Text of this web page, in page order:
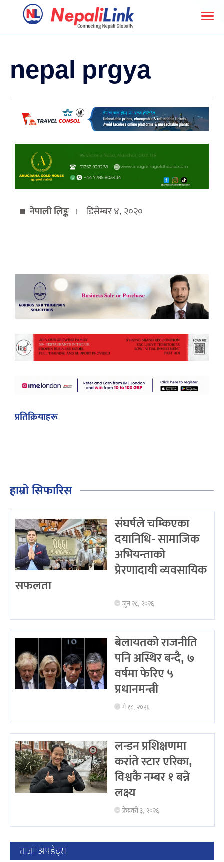
nepal prgya
नेपाली लिङ्क डिसेम्बर ४, २०२०
प्रतिक्रियाहरू
हाम्रो सिफारिस
संघर्षले चम्किएका
दयानिधि- सामाजिक
अभियन्ताको
प्रेरणादायी व्यवसायिक
सफलता
जुन २८, २०२६
बेलायतको राजनीति
पनि अस्थिर बन्दै, ७
वर्षमा फेरिए ५
प्रधानमन्त्री
मे १८, २०२६
लन्डन प्रशिक्षणमा
करांते स्टार एरिका,
विश्वकै नम्बर १ बन्ने
लक्ष्य
फ्रेब्रवरी ३, २०२६
ताजा अपडेट्स